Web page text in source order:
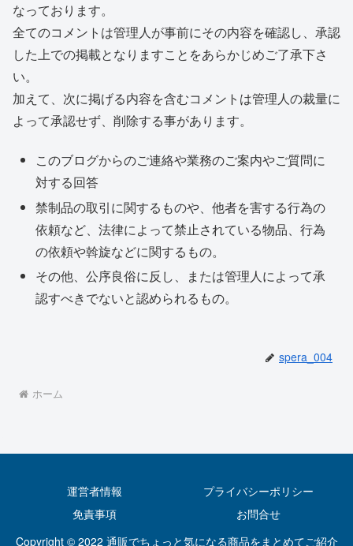
なっております。
全てのコメントは管理人が事前にその内容を確認し、承認
した上での掲載となりますことをあらかじめご了承下さ
い。
加えて、次に掲げる内容を含むコメントは管理人の裁量に
よって承認せず、削除する事があります。
このブログからのご連絡や業務のご案内やご質問に
対する回答
禁制品の取引に関するものや、他者を害する行為の
依頼など、法律によって禁止されている物品、行為
の依頼や斡旋などに関するもの。
その他、公序良俗に反し、または管理人によって承
認すべきでないと認められるもの。
spera_004
ホーム
運営者情報
プライバシーポリシー
免責事項
お問合せ
Copyright © 2022 通販でちょっと気になる商品をまとめてご紹介